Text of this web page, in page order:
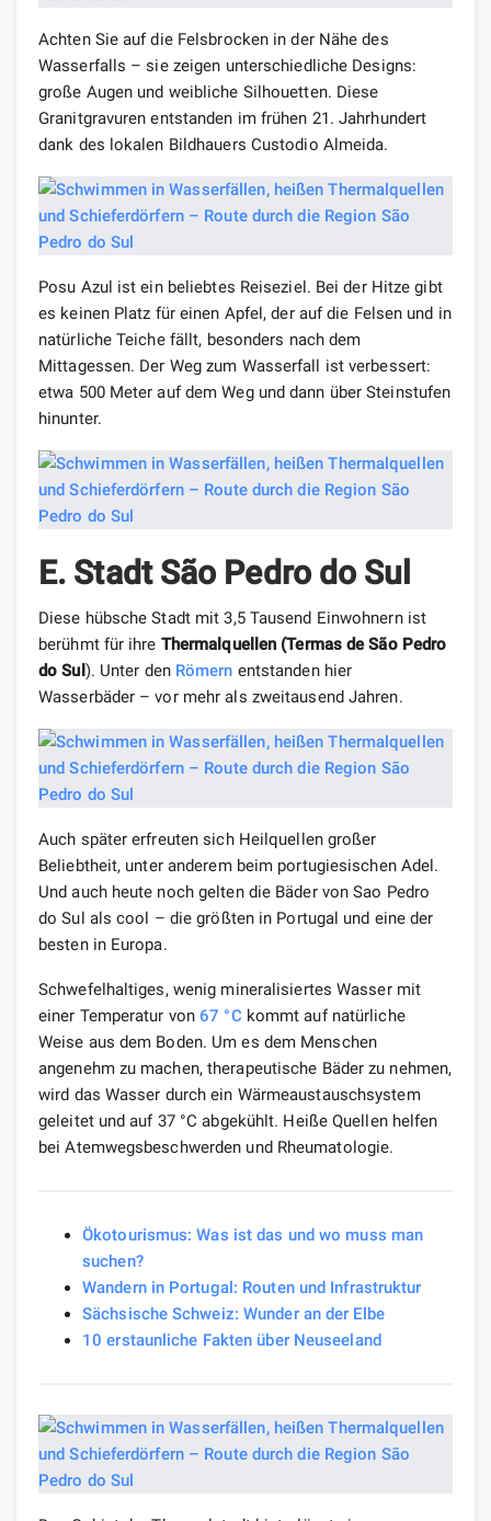
Achten Sie auf die Felsbrocken in der Nähe des
Wasserfalls – sie zeigen unterschiedliche Designs:
große Augen und weibliche Silhouetten. Diese
Granitgravuren entstanden im frühen 21. Jahrhundert
dank des lokalen Bildhauers Custodio Almeida.
Posu Azul ist ein beliebtes Reiseziel. Bei der Hitze gibt
es keinen Platz für einen Apfel, der auf die Felsen und in
natürliche Teiche fällt, besonders nach dem
Mittagessen. Der Weg zum Wasserfall ist verbessert:
etwa 500 Meter auf dem Weg und dann über Steinstufen
hinunter.
E. Stadt São Pedro do Sul
Diese hübsche Stadt mit 3,5 Tausend Einwohnern ist
berühmt für ihre Thermalquellen (Termas de São Pedro
do Sul). Unter den Römern entstanden hier
Wasserbäder – vor mehr als zweitausend Jahren.
Auch später erfreuten sich Heilquellen großer
Beliebtheit, unter anderem beim portugiesischen Adel.
Und auch heute noch gelten die Bäder von Sao Pedro
do Sul als cool – die größten in Portugal und eine der
besten in Europa.
Schwefelhaltiges, wenig mineralisiertes Wasser mit
einer Temperatur von67 °C kommt auf natürliche
Weise aus dem Boden. Um es dem Menschen
angenehm zu machen, therapeutische Bäder zu nehmen,
wird das Wasser durch ein Wärmeaustauschsystem
geleitet und auf 37 °C abgekühlt. Heiße Quellen helfen
bei Atemwegsbeschwerden und Rheumatologie.
Ökotourismus: Was ist das und wo muss man
suchen?
Wandern in Portugal: Routen und Infrastruktur
Sächsische Schweiz: Wunder an der Elbe
10 erstaunliche Fakten über Neuseeland